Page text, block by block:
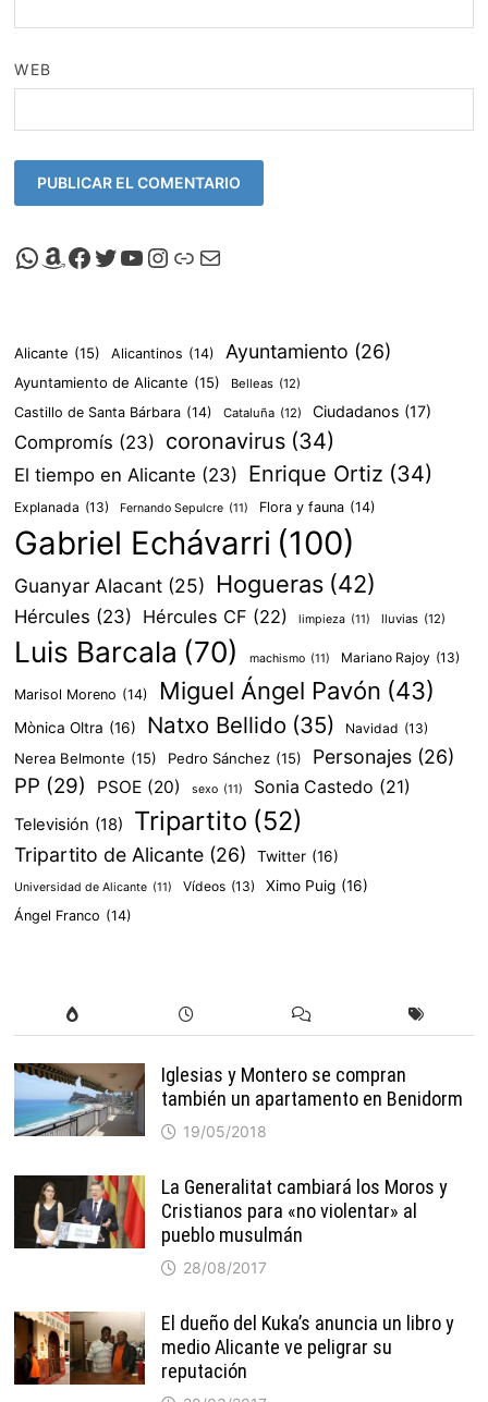
WEB
Canal de Whatsapp de Viscalacant
Comprar en Amazon
Facebook de Viscalacant
Twitter de Viscalacant
Canal de Youtube de Viscalacant
Instagram de Viscalacant
Viscalacant en Polkaverse
Correo electrónico
Alicante (15) Alicantinos (14) Ayuntamiento (26)
Ayuntamiento de Alicante (15) Belleas (12)
Castillo de Santa Bárbara (14) Cataluña (12) Ciudadanos (17)
Compromís (23) coronavirus (34)
El tiempo en Alicante (23) Enrique Ortiz (34)
Explanada (13) Fernando Sepulcre (11) Flora y fauna (14)
Gabriel Echávarri (100)
Guanyar Alacant (25) Hogueras (42)
Hércules (23) Hércules CF (22) limpieza (11) lluvias (12)
Luis Barcala (70) machismo (11) Mariano Rajoy (13)
Marisol Moreno (14) Miguel Ángel Pavón (43)
Mònica Oltra (16) Natxo Bellido (35) Navidad (13)
Nerea Belmonte (15) Pedro Sánchez (15) Personajes (26)
PP (29) PSOE (20) sexo (11) Sonia Castedo (21)
Televisión (18) Tripartito (52)
Tripartito de Alicante (26) Twitter (16)
Universidad de Alicante (11) Vídeos (13) Ximo Puig (16)
Ángel Franco (14)
Iglesias y Montero se compran
también un apartamento en Benidorm
19/05/2018
La Generalitat cambiará los Moros y
Cristianos para «no violentar» al
pueblo musulmán
28/08/2017
El dueño del Kuka’s anuncia un libro y
medio Alicante ve peligrar su
reputación